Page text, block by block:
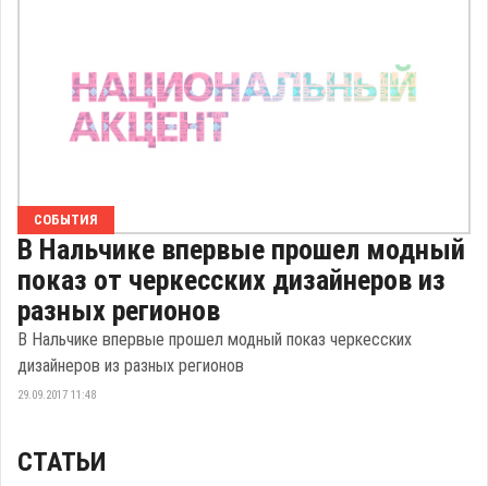
СОБЫТИЯ
В Нальчике впервые прошел модный
показ от черкесских дизайнеров из
разных регионов
В Нальчике впервые прошел модный показ черкесских
дизайнеров из разных регионов
29.09.2017 11:48
СТАТЬИ